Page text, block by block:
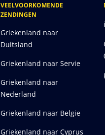
VEELVOORKOMENDE
ZENDINGEN
Griekenland naar
Duitsland
Griekenland naar Servie
Griekenland naar
Nederland
Griekenland naar Belgie
Griekenland naar Cyprus